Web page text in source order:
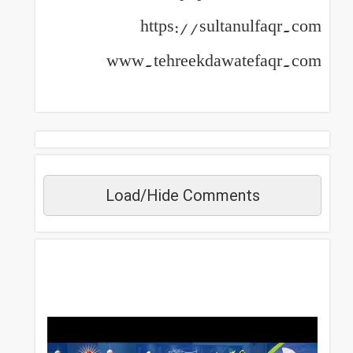
https://sultanulfaqr.com
www.tehreekdawatefaqr.com
Load/Hide Comments